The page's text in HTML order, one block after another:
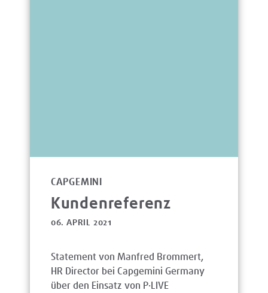
CAPGEMINI
Kundenreferenz
06. APRIL 2021
Statement von Manfred Brommert,
HR Director bei Capgemini Germany
über den Einsatz von P·LIVE